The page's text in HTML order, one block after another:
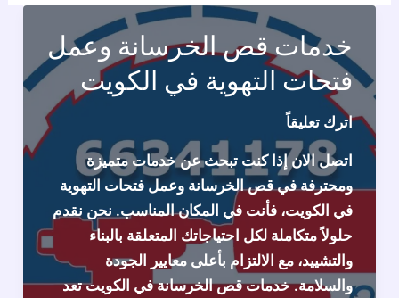
خدمات قص الخرسانة وعمل
فتحات التهوية في الكويت
اترك تعليقاً
اتصل الان إذا كنت تبحث عن خدمات متميزة
ومحترفة في قص الخرسانة وعمل فتحات التهوية
في الكويت، فأنت في المكان المناسب. نحن نقدم
حلولاً متكاملة لكل احتياجاتك المتعلقة بالبناء
والتشييد، مع الالتزام بأعلى معايير الجودة
والسلامة. خدمات قص الخرسانة في الكويت تعد